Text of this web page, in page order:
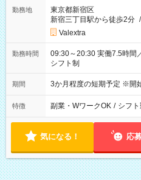
勤務地
東京都新宿区
新宿三丁目駅から徒歩2分 /
Valextra
勤務時間
09:30～20:30 実働7.5時間／休憩1.5時間 営業時間に合わせた
シフト制
期間 3か月程度の短期予定 ※開
特徴 副業・WワークOK / シフ
気になる！ 応